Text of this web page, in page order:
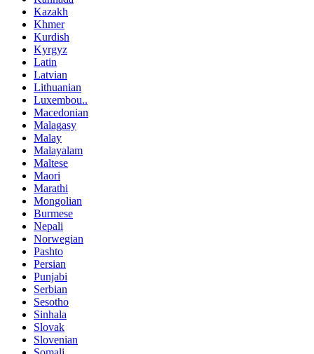
Kazakh
Khmer
Kurdish
Kyrgyz
Latin
Latvian
Lithuanian
Luxembou..
Macedonian
Malagasy
Malay
Malayalam
Maltese
Maori
Marathi
Mongolian
Burmese
Nepali
Norwegian
Pashto
Persian
Punjabi
Serbian
Sesotho
Sinhala
Slovak
Slovenian